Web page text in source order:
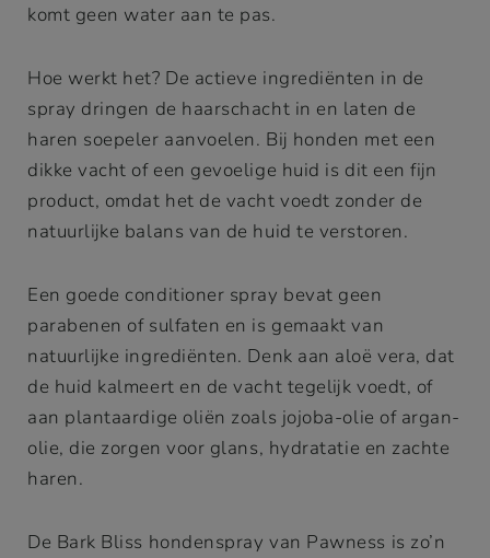
komt geen water aan te pas.
Hoe werkt het? De actieve ingrediënten in de
spray dringen de haarschacht in en laten de
haren soepeler aanvoelen. Bij honden met een
dikke vacht of een gevoelige huid is dit een fijn
product, omdat het de vacht voedt zonder de
natuurlijke balans van de huid te verstoren.
Een goede conditioner spray bevat geen
parabenen of sulfaten en is gemaakt van
natuurlijke ingrediënten. Denk aan aloë vera, dat
de huid kalmeert en de vacht tegelijk voedt, of
aan plantaardige oliën zoals jojoba-olie of argan-
olie, die zorgen voor glans, hydratatie en zachte
haren.
De Bark Bliss hondenspray van Pawness is zo’n